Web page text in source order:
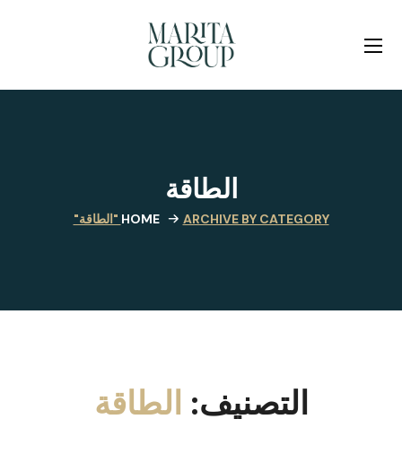
الطاقة
HOME ARCHIVE BY CATEGORY "الطاقة"
التصنيف: الطاقة